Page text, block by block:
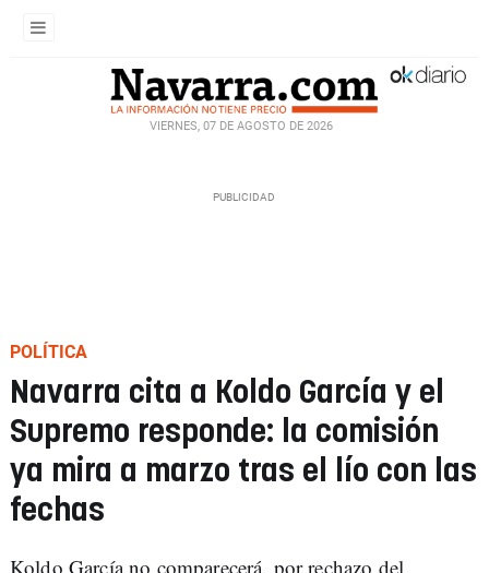
VIERNES, 07 DE AGOSTO DE 2026
POLÍTICA
Navarra cita a Koldo García y el
Supremo responde: la comisión
ya mira a marzo tras el lío con las
fechas
Koldo García no comparecerá, por rechazo del